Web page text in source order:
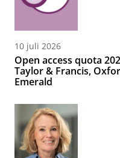
10 juli 2026
Open access quota
Taylor & Francis,
Emerald